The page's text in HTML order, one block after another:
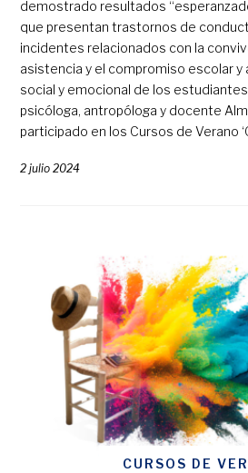
demostrado resultados
que presentan trastornos de
incidentes relacionados con la
asistencia y el compromiso escolar
social y emocional de los
psicóloga, antropóloga y docente
participado en los Cursos de Verano
2 julio 2024
CURSOS DE